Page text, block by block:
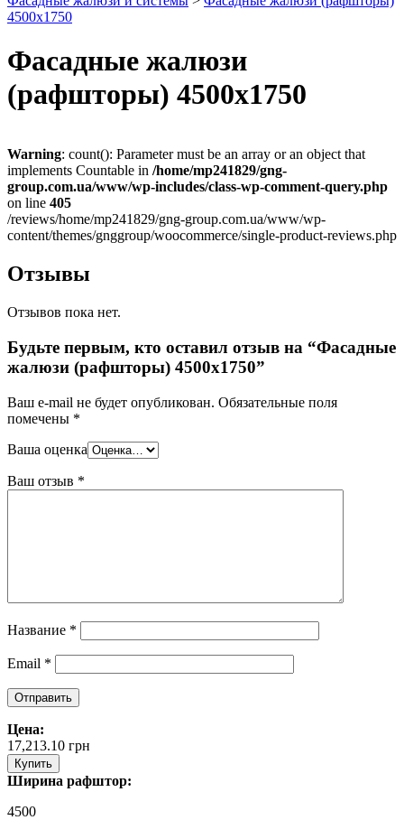
4500х1750
Фасадные жалюзи
(рафшторы) 4500х1750
Warning: count(): Parameter must be an array or an object that
implements Countable in /home/mp241829/gng-
group.com.ua/www/wp-includes/class-wp-comment-query.php
on line 405
/reviews/home/mp241829/gng-group.com.ua/www/wp-
content/themes/gnggroup/woocommerce/single-product-reviews.php
Отзывы
Отзывов пока нет.
Будьте первым, кто оставил отзыв на “Фасадные
жалюзи (рафшторы) 4500х1750”
Ваш e-mail не будет опубликован. Обязательные поля
помечены *
Ваша оценка
Ваш отзыв *
Название *
Email *
Цена:
17,213.10 грн
Купить
Ширина рафштор:
4500